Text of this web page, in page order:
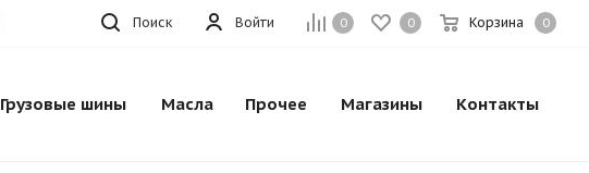
0 0 Корзина 0
Войти
Поиск
Грузовые шины Масла Прочее Магазины Контакты